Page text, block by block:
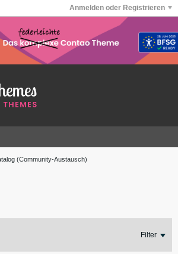
Anmelden oder Registrieren
(Community-Austausch)
Filter